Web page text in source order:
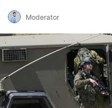
Moderator